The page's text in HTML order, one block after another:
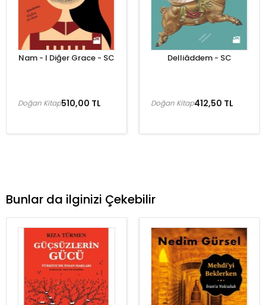
Nam - I Diğer Grace - SC
510,00 TL
Doğan Kitap
Delliâddem - SC
412,50 TL
Doğan Kitap
Bunlar da ilginizi Çekebilir